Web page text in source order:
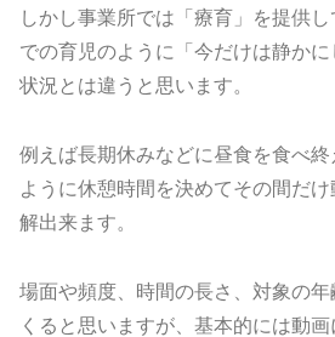
しかし事業所では「療育」を提供
での育児のように「今だけは静か
状況とは違うと思います。
例えば長期休みなどに昼食を食べ
ように休憩時間を決めてその間だ
解出来ます。
場面や頻度、時間の長さ、対象の
くると思いますが、基本的には動